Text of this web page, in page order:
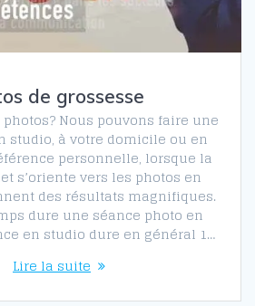
de grossesse
Nous pouvons faire une
studio, à votre domicile ou en
personnelle, lorsque la
s’oriente vers les photos en
des résultats magnifiques.
dure une séance photo en
en studio dure en général 1…
Lire la suite